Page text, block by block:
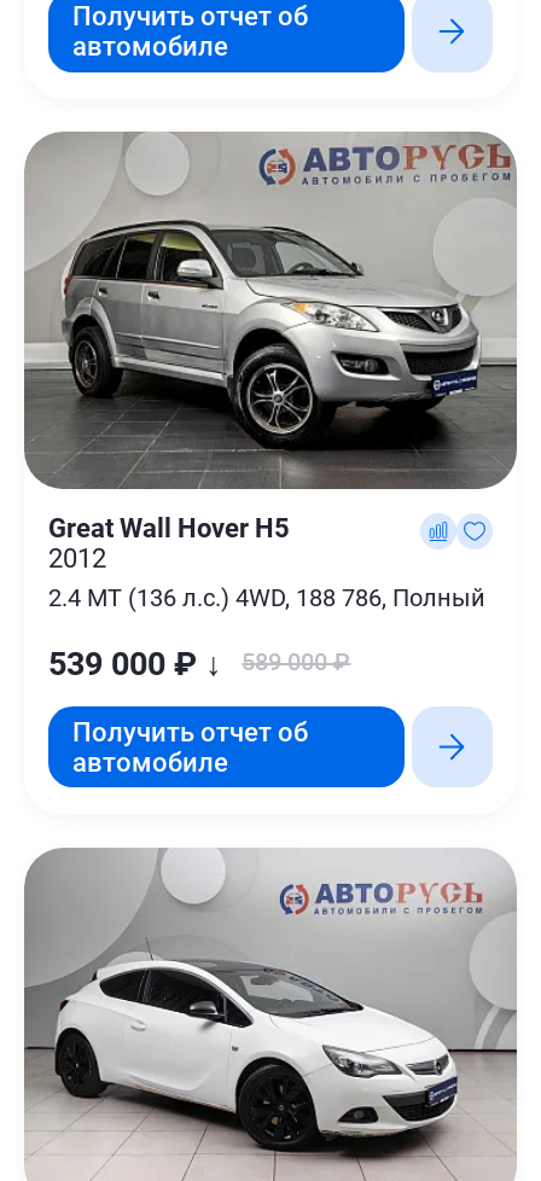
Получить отчет об
автомобиле
Great Wall Hover H5
2012
2.4 MT (136 л.с.) 4WD, 188 786, Полный
539 000 ₽ ↓ 589 000 ₽
Получить отчет об
автомобиле